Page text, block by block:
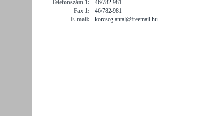
Telefonszám 1:
46/782-981
Fax 1:
46/782-981
E-mail:
korcsog.antal@freemail.hu